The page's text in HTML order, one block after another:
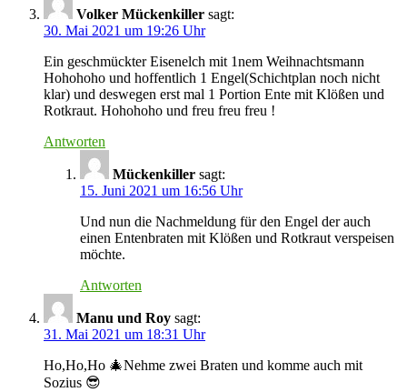
Volker Mückenkiller sagt:
30. Mai 2021 um 19:26 Uhr
Ein geschmückter Eisenelch mit 1nem Weihnachtsmann
Hohohoho und hoffentlich 1 Engel(Schichtplan noch nicht
klar) und deswegen erst mal 1 Portion Ente mit Klößen und
Rotkraut. Hohohoho und freu freu freu !
Antworten
Mückenkiller sagt:
15. Juni 2021 um 16:56 Uhr
Und nun die Nachmeldung für den Engel der auch
einen Entenbraten mit Klößen und Rotkraut verspeisen
möchte.
Antworten
Manu und Roy sagt:
31. Mai 2021 um 18:31 Uhr
Ho,Ho,Ho 🎄Nehme zwei Braten und komme auch mit
Sozius 😎